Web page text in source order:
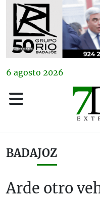
6 agosto 2026
BADAJOZ
Arde otro